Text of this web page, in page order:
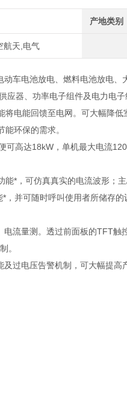
产地类别
航天,电气
车电池放电、燃料电池放电
应器、功率电子组件及电力电
电能回馈至电网。可大幅降
环保的需求。
可高达18kW ，单机最大电流
能* ，可仿真真实的电流波形；主
* ，并可随时呼叫使用者所储存
电流量测。透过前面板的TFT触
。
过电压告警机制，可大幅提